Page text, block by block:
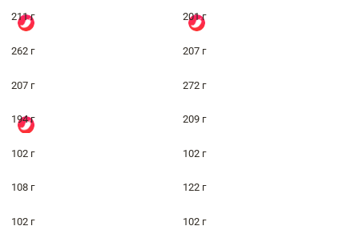
211 г 201 г
262 г 207 г
207 г 272 г
194 г 209 г
102 г 102 г
108 г 122 г
102 г 102 г